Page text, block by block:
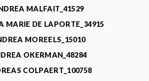
MALFAIT_41529
MARIE DE LAPORTE_34915
MOREELS_15010
OKERMAN_48284
COLPAERT_100758